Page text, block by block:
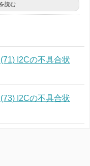
読む
I2Cの不具合状
I2Cの不具合状